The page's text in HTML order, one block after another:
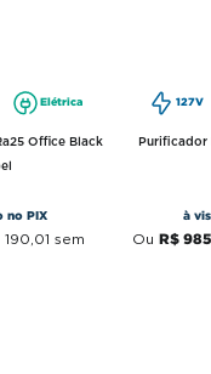
Elétrica
Office Black
no PIX
190 01 sem
127V
Purificador
à
Ou R$ 985